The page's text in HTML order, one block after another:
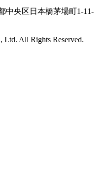
央区日本橋茅場町1-11-
All Rights Reserved.